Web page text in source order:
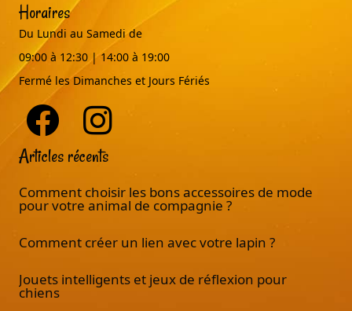
Horaires
Du Lundi au Samedi de
09:00 à 12:30 | 14:00 à 19:00
Fermé les Dimanches et Jours Fériés
Articles récents
Comment choisir les bons accessoires de mode
pour votre animal de compagnie ?
Comment créer un lien avec votre lapin ?
Jouets intelligents et jeux de réflexion pour
chiens